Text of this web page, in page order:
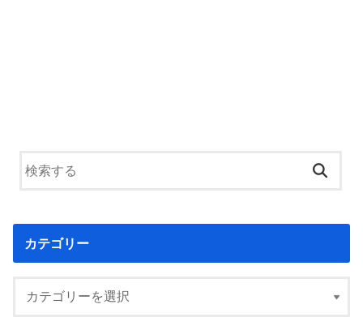
カテゴリー